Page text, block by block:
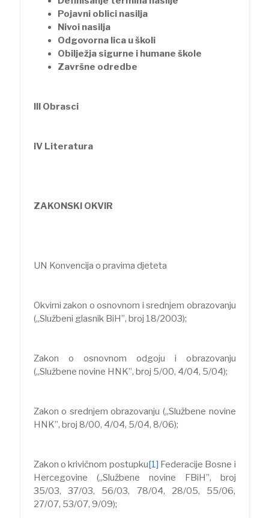
Pojavni oblici nasilja
Nivoi nasilja
Odgovorna lica u školi
Obilježja sigurne i humane škole
Završne odredbe
III Obrasci
IV Literatura
ZAKONSKI OKVIR
UN Konvencija o pravima djeteta
Okvirni zakon o osnovnom i srednjem obrazovanju
(„Službeni glasnik BiH”, broj 18/2003);
Zakon o osnovnom odgoju i obrazovanju
(„Službene novine HNK”, broj 5/00, 4/04, 5/04);
Zakon o srednjem obrazovanju („Službene novine
HNK”, broj 8/00, 4/04, 5/04, 8/06);
Zakon o krivičnom postupku[1] Federacije Bosne i
Hercegovine („Službene novine FBiH”, broj
35/03, 37/03, 56/03, 78/04, 28/05, 55/06,
27/07, 53/07, 9/09);